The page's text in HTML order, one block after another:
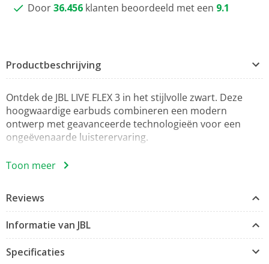
Door36.456 klanten beoordeeld met een 9.1
Productbeschrijving
Ontdek de JBL LIVE FLEX 3 in het stijlvolle zwart. Deze
hoogwaardige earbuds combineren een modern
ontwerp met geavanceerde technologieën voor een
ongeëvenaarde luisterervaring.
Dankzij de A2DP-standaard en Bluetooth 5.1 geniet je
van een draadloze verbinding die een stabiele en snelle
cancelling functie zorgt ervoor dat je in alle rust kunt
genieten van je muziek, terwijl de headsetfunctie met
geïntegreerd microfoon perfect is voor
telefoongesprekken.
Toon meer
Reviews
Informatie van JBL
Specificaties